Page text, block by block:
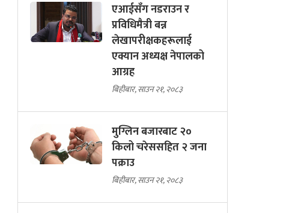
एआईसँग नडराउन र
प्रविधिमैत्री बन्न
लेखापरीक्षकहरूलाई
एक्यान अध्यक्ष नेपालको
आग्रह
बिहीबार, साउन २१, २०८३
मुग्लिन बजारबाट २०
किलो चरेससहित २ जना
पक्राउ
बिहीबार, साउन २१, २०८३